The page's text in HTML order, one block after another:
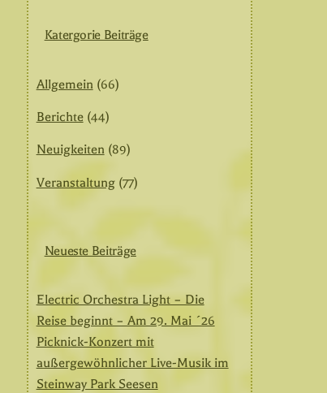
Katergorie Beiträge
Allgemein(66)
Berichte(44)
Neuigkeiten(89)
Veranstaltung(77)
Neueste Beiträge
Electric Orchestra Light – Die
Reise beginnt – Am 29. Mai ´26
Picknick-Konzert mit
außergewöhnlicher Live-Musik im
Steinway Park Seesen